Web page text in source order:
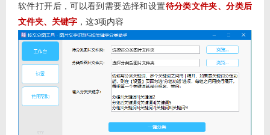
软件打开后，可以看到需要选择和设置待分类文件夹、分类后
文件夹、关键字 ，这3项内容